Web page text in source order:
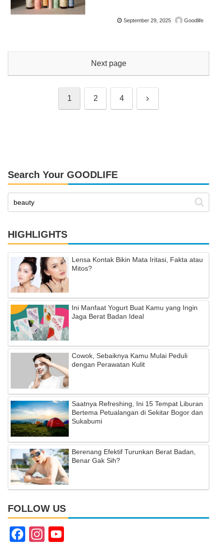
September 29, 2025 Goodlife
Next page
1 2 4 Next
Search Your GOODLIFE
HIGHLIGHTS
Lensa Kontak Bikin Mata Iritasi, Fakta atau
Mitos?
Ini Manfaat Yogurt Buat Kamu yang Ingin
Jaga Berat Badan Ideal
Cowok, Sebaiknya Kamu Mulai Peduli
dengan Perawatan Kulit
Saatnya Refreshing, Ini 15 Tempat Liburan
Bertema Petualangan di Sekitar Bogor dan
Sukabumi
Berenang Efektif Turunkan Berat Badan,
Benar Gak Sih?
FOLLOW US
F
In